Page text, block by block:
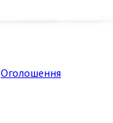
Оголошення